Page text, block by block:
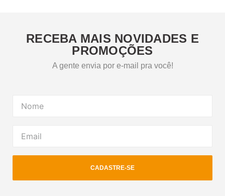
RECEBA MAIS NOVIDADES E
PROMOÇÕES
A gente envia por e-mail pra você!
CADASTRE-SE